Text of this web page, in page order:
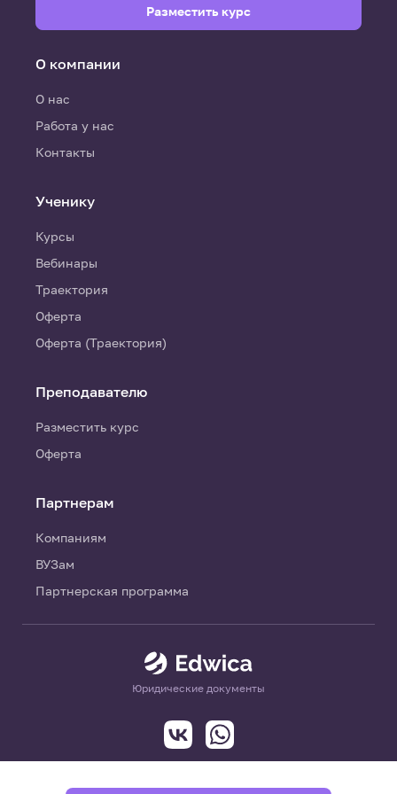
Юридические документы
О компании
О нас
Работа у нас
Контакты
Ученику
Курсы
Вебинары
Траектория
Оферта
Оферта (Траектория)
Преподавателю
Разместить курс
Оферта
Партнерам
Компаниям
ВУЗам
Партнерская программа
Разместить курс